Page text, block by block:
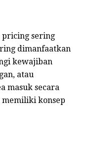
sering
dimanfaatkan
kewajiban
atau
masuk secara
konsep